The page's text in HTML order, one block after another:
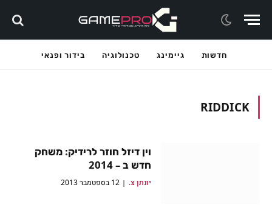
חדשות גיימינג טכנולוגיה בידור ופנאי
RIDDICK
וין דיזל חוזר לרידיק: משחק
חדש ב – 2014
יונתן צ. 12 בספטמבר 2013